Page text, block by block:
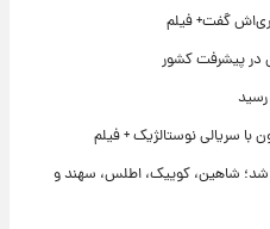
گفت+ فیلم
در پیشرفت کشور
با سریالی نوستالژیک + فیلم
شد؛ شاهین، کوییک، اطلس، سهند و